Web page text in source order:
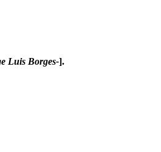
Luis Borges-].